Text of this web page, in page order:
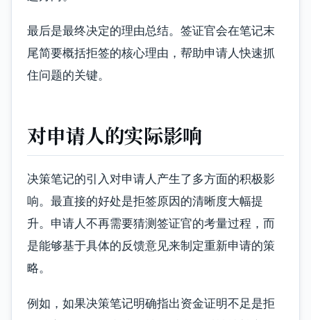
最后是最终决定的理由总结。签证官会在笔记末
尾简要概括拒签的核心理由，帮助申请人快速抓
住问题的关键。
对申请人的实际影响
决策笔记的引入对申请人产生了多方面的积极影
响。最直接的好处是拒签原因的清晰度大幅提
升。申请人不再需要猜测签证官的考量过程，而
是能够基于具体的反馈意见来制定重新申请的策
略。
例如，如果决策笔记明确指出资金证明不足是拒